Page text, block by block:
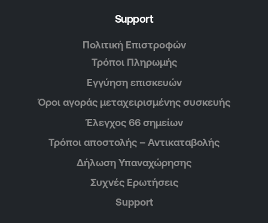
Support
Πολιτική Επιστροφών
Τρόποι Πληρωμής
Εγγύηση επισκευών
Όροι αγοράς μεταχειρισμένης συσκευής
Έλεγχος 66 σημείων
Τρόποι αποστολής – Αντικαταβολής
Δήλωση Υπαναχώρησης
Συχνές Ερωτήσεις
Support